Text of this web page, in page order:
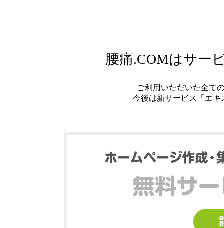
腰痛.COMはサー
ご利用いただいた全て
今後は新サービス「エ